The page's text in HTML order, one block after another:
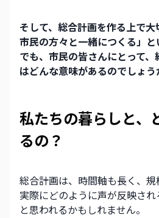
そして、総合計画を作る上で
市民の方々と一緒につくる」と
でも、市民の皆さんにとって
はどんな意味があるのでしょう
私たちの暮らしと、
るの？
総合計画は、時間軸も長く、規
実際にどのように声が反映さ
と思われるかもしれません。